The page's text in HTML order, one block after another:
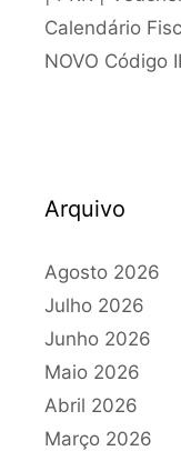
Calendário
NOVO Código
Arquivo
Agosto 2026
Julho 2026
Junho 2026
Maio 2026
Abril 2026
Março 2026